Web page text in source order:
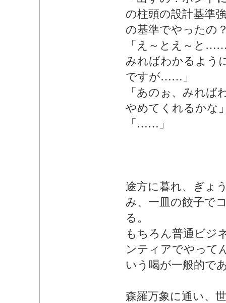
の柱頭の設計基準
の基準でやったの
「え～とえ～と
みればわかるよう
ですが……」
「あのぉ、みれば
やめてくれるかな
「……」
途方に暮れ、ぎょ
み、一皿の餃子で
る。
もちろん普通ビジ
ンティアでやって
いう喝が一般的で
森羅万象に通い、